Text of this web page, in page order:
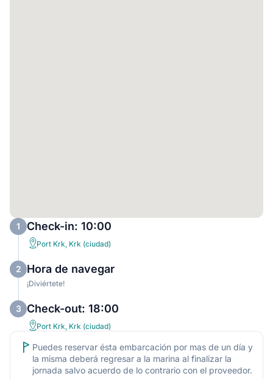
1 Check-in: 10:00
Port Krk, Krk (ciudad)
2 Hora de navegar
¡Diviértete!
3 Check-out: 18:00
Port Krk, Krk (ciudad)
Puedes reservar ésta embarcación por mas de un día y
la misma deberá regresar a la marina al finalizar la
jornada salvo acuerdo de lo contrario con el proveedor.